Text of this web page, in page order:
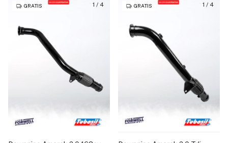
1 / 4
GRATIS 1 / 4
GRATIS